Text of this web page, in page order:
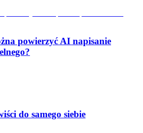
powierzyć AI napisanie
do samego siebie